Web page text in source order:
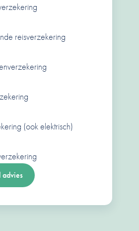
reisverzekering
(ook elektrisch)